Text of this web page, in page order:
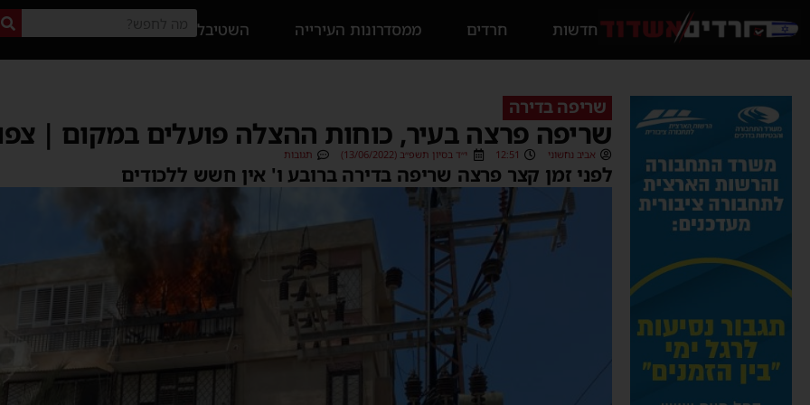
חדשות חרדים ממסדרונות העירייה השטיבל
שריפה בדירה
שריפה פרצה בעיר, כוחות ההצלה פועלים במקום |
אביב נחשוני 12:51 י״ד בסיון תשפ״ב (13/06/2022) תגובות
לפני זמן קצר פרצה שריפה בדירה ברובע ו' אין חשש ללכודים